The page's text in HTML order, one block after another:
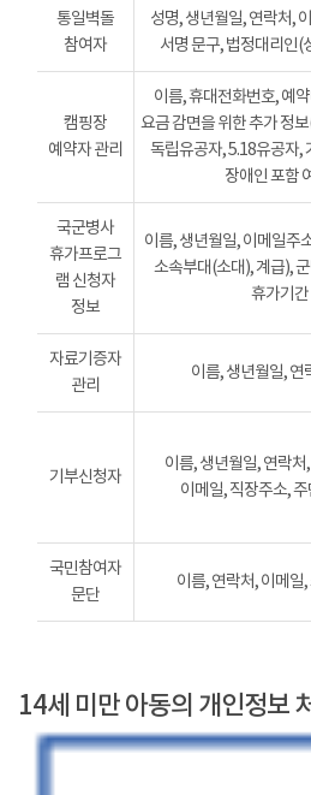
통일벽돌
참여자
성명, 생년월일, 연락처,
서명 문구, 법정대리인(
캠핑장
예약자 관리
이름, 휴대전화번호, 예
요금 감면을 위한 추가 정
독립유공자, 5.18유공자,
장애인 포함
국군병사
휴가프로그
램 신청자
정보
이름, 생년월일, 이메일주
소속부대(소대), 계급),
휴가기간
자료기증자
관리
이름, 생년월일, 연
기부신청자
이름, 생년월일, 연락처
이메일, 직장주소,
국민참여자
문단
이름, 연락처, 이메일
14세 미만 아동의 개인정보